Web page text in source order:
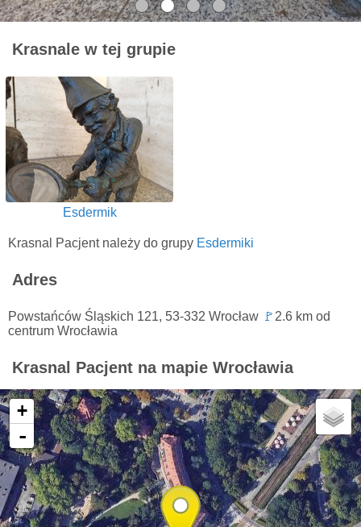
Krasnale w tej grupie
Esdermik
Krasnal Pacjent należy do grupy Esdermiki
Adres
Powstańców Śląskich 121, 53-332 Wrocław 🚩 2.6 km od
centrum Wrocławia
Krasnal Pacjent na mapie Wrocławia
+
-